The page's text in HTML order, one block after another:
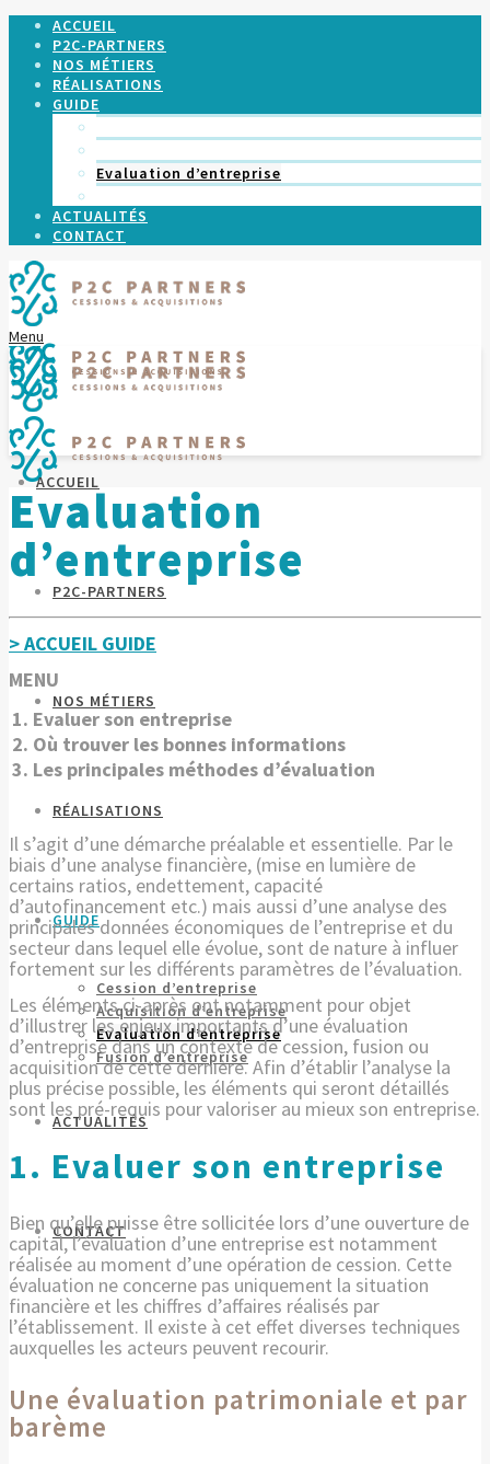
ACCUEIL
P2C-PARTNERS
NOS MÉTIERS
RÉALISATIONS
GUIDE
Evaluation d’entreprise
ACTUALITÉS
CONTACT
Menu
ACCUEIL
P2C-PARTNERS
NOS MÉTIERS
RÉALISATIONS
GUIDE
Cession d’entreprise
Acquisition d’entreprise
Evaluation d’entreprise
Fusion d’entreprise
ACTUALITÉS
CONTACT
Evaluation
d’entreprise
> ACCUEIL GUIDE
MENU
1. Evaluer son entreprise
2. Où trouver les bonnes informations
3. Les principales méthodes d’évaluation
Il s’agit d’une démarche préalable et essentielle. Par le
biais d’une analyse financière, (mise en lumière de
certains ratios, endettement, capacité
d’autofinancement etc.) mais aussi d’une analyse des
principales données économiques de l’entreprise et du
secteur dans lequel elle évolue, sont de nature à influer
fortement sur les différents paramètres de l’évaluation.
Les éléments ci-après ont notamment pour objet
d’illustrer les enjeux importants d’une évaluation
d’entreprise dans un contexte de cession, fusion ou
acquisition de cette dernière. Afin d’établir l’analyse la
plus précise possible, les éléments qui seront détaillés
sont les pré-requis pour valoriser au mieux son entreprise.
1. Evaluer son entreprise
Bien qu’elle puisse être sollicitée lors d’une ouverture de
capital, l’évaluation d’une entreprise est notamment
réalisée au moment d’une opération de cession. Cette
évaluation ne concerne pas uniquement la situation
financière et les chiffres d’affaires réalisés par
l’établissement. Il existe à cet effet diverses techniques
auxquelles les acteurs peuvent recourir.
Une évaluation patrimoniale et par
barème